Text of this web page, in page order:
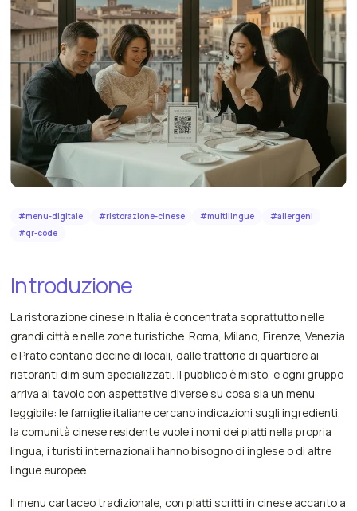
#menu-digitale #ristorazione-cinese #multilingue #allergeni
#qr-code
Introduzione
La ristorazione cinese in Italia è concentrata soprattutto nelle
grandi città e nelle zone turistiche. Roma, Milano, Firenze, Venezia
e Prato contano decine di locali, dalle trattorie di quartiere ai
ristoranti dim sum specializzati. Il pubblico è misto, e ogni gruppo
arriva al tavolo con aspettative diverse su cosa sia un menu
leggibile: le famiglie italiane cercano indicazioni sugli ingredienti,
la comunità cinese residente vuole i nomi dei piatti nella propria
lingua, i turisti internazionali hanno bisogno di inglese o di altre
lingue europee.
Il menu cartaceo tradizionale, con piatti scritti in cinese accanto a